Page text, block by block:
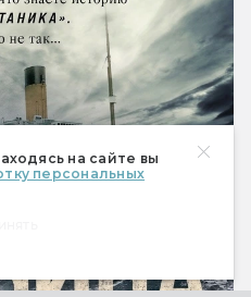
на сайте вы
персональных